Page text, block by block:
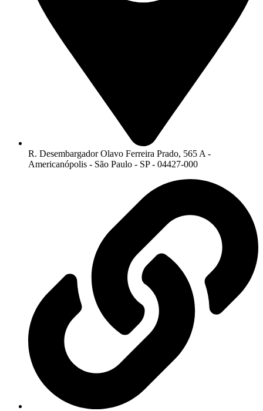
R. Desembargador Olavo Ferreira Prado, 565 A -
Americanópolis - São Paulo - SP - 04427-000